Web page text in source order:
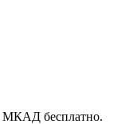
МКАД бесплатно.